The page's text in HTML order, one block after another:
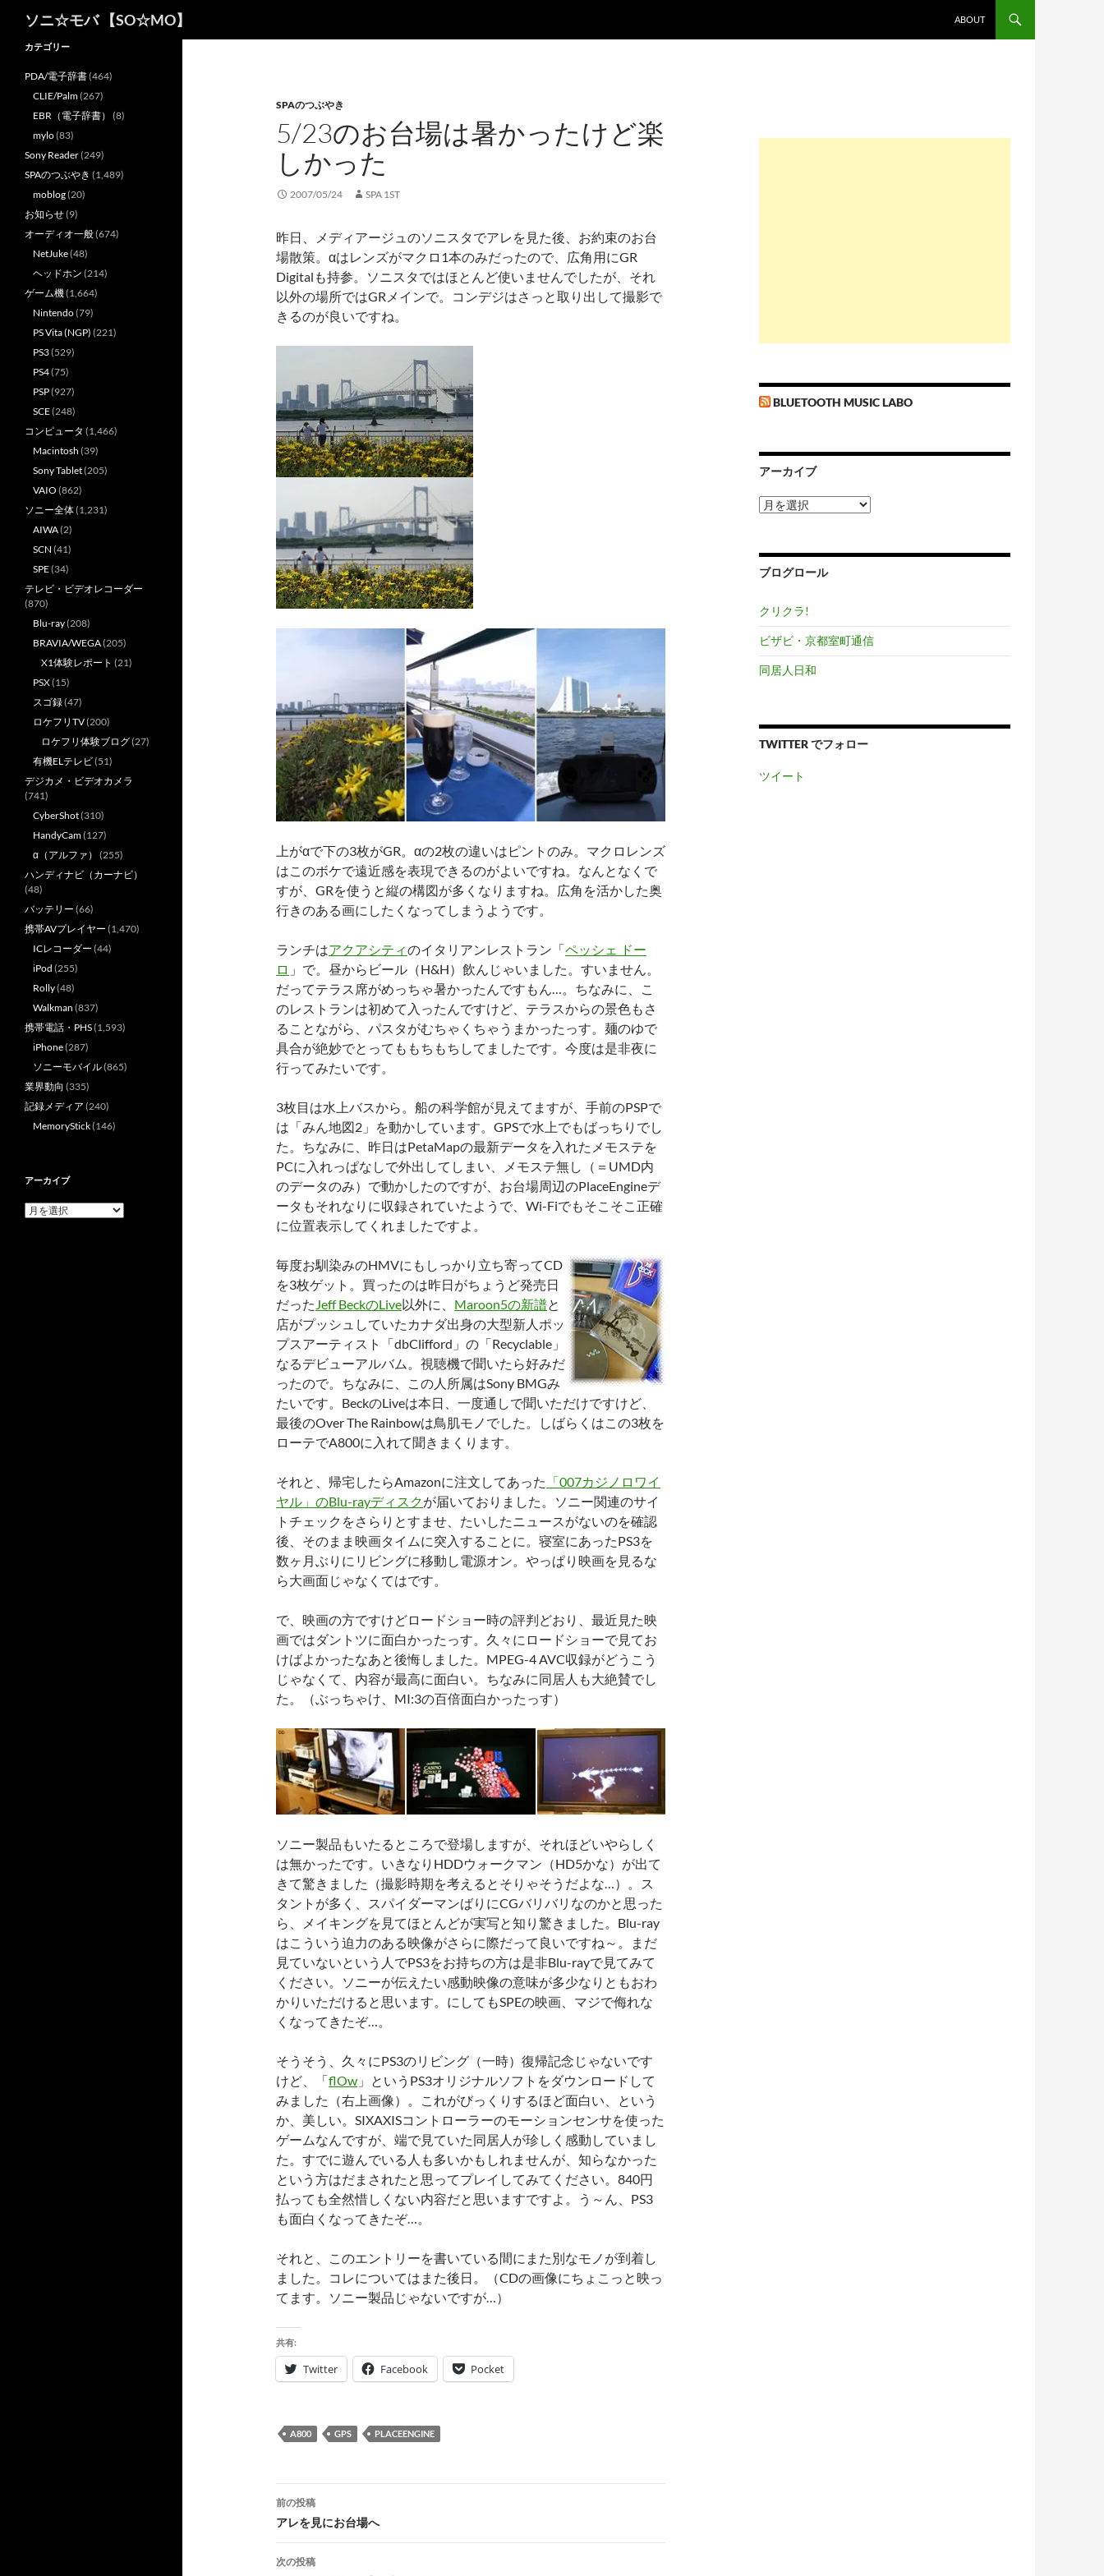
ソニ☆モバ 【SO☆MO】
ABOUT
SPAのつぶやき
5/23のお台場は暑かったけど楽
しかった
2007/05/24 SPA 1ST
昨日、メディアージュのソニスタでアレを見た後、お約束のお台
場散策。αはレンズがマクロ1本のみだったので、広角用にGR
Digitalも持参。ソニスタではほとんど使いませんでしたが、それ
以外の場所ではGRメインで。コンデジはさっと取り出して撮影で
きるのが良いですね。
上がαで下の3枚がGR。αの2枚の違いはピントのみ。マクロレンズ
はこのボケで遠近感を表現できるのがよいですね。なんとなくで
すが、GRを使うと縦の構図が多くなりますね。広角を活かした奥
行きのある画にしたくなってしまうようです。
ランチはアクアシティのイタリアンレストラン「ペッシェ ドー
ロ 」で。昼からビール（H&H）飲んじゃいました。すいません。
だってテラス席がめっちゃ暑かったんですもん…。ちなみに、こ
のレストランは初めて入ったんですけど、テラスからの景色もさ
ることながら、パスタがむちゃくちゃうまかったっす。麺のゆで
具合が絶妙でとってももちもちしてましたです。今度は是非夜に
行ってみたいです。
3枚目は水上バスから。船の科学館が見えてますが、手前のPSPで
は「みん地図2」を動かしています。GPSで水上でもばっちりでし
た。ちなみに、昨日はPetaMapの最新データを入れたメモステを
PCに入れっぱなしで外出してしまい、メモステ無し（＝UMD内
のデータのみ）で動かしたのですが、お台場周辺のPlaceEngineデ
ータもそれなりに収録されていたようで、Wi-Fiでもそこそこ正確
に位置表示してくれましたですよ。
毎度お馴染みのHMVにもしっかり立ち寄ってCD
を3枚ゲット。買ったのは昨日がちょうど発売日
だった Jeff BeckのLive以外に、 Maroon5の新譜と
店がプッシュしていたカナダ出身の大型新人ポッ
プスアーティスト「dbClifford」の「Recyclable」
なるデビューアルバム。視聴機で聞いたら好みだ
ったので。ちなみに、この人所属はSony BMGみ
たいです。BeckのLiveは本日、一度通しで聞いただけですけど、
最後のOver The Rainbowは鳥肌モノでした。しばらくはこの3枚を
ローテでA800に入れて聞きまくります。
それと、帰宅したらAmazonに注文してあった 「007カジノロワイ
ヤル」のBlu-rayディスクが届いておりました。ソニー関連のサイ
トチェックをさらりとすませ、たいしたニュースがないのを確認
後、そのまま映画タイムに突入することに。寝室にあったPS3を
数ヶ月ぶりにリビングに移動し電源オン。やっぱり映画を見るな
ら大画面じゃなくてはです。
で、映画の方ですけどロードショー時の評判どおり、最近見た映
画ではダントツに面白かったっす。久々にロードショーで見てお
けばよかったなあと後悔しました。MPEG-4 AVC収録がどうこう
じゃなくて、内容が最高に面白い。ちなみに同居人も大絶賛でし
た。（ぶっちゃけ、MI:3の百倍面白かったっす）
ソニー製品もいたるところで登場しますが、それほどいやらしく
は無かったです。いきなりHDDウォークマン（HD5かな）が出て
きて驚きました（撮影時期を考えるとそりゃそうだよな…）。ス
タントが多く、スパイダーマンばりにCGバリバリなのかと思った
ら、メイキングを見てほとんどが実写と知り驚きました。Blu-ray
はこういう迫力のある映像がさらに際だって良いですね～。まだ
見ていないという人でPS3をお持ちの方は是非Blu-rayで見てみて
ください。ソニーが伝えたい感動映像の意味が多少なりともおわ
かりいただけると思います。にしてもSPEの映画、マジで侮れな
くなってきたぞ…。
そうそう、久々にPS3のリビング（一時）復帰記念じゃないです
けど、「flOw 」というPS3オリジナルソフトをダウンロードして
みました（右上画像）。これがびっくりするほど面白い、という
か、美しい。SIXAXISコントローラーのモーションセンサを使った
ゲームなんですが、端で見ていた同居人が珍しく感動していまし
た。すでに遊んでいる人も多いかもしれませんが、知らなかった
という方はだまされたと思ってプレイしてみてください。840円
払っても全然惜しくない内容だと思いますですよ。う～ん、PS3
も面白くなってきたぞ…。
それと、このエントリーを書いている間にまた別なモノが到着し
ました。コレについてはまた後日。（CDの画像にちょこっと映っ
てます。ソニー製品じゃないですが…）
共有:
Twitter Facebook Pocket
A800 GPS PLACEENGINE
投
稿
ナ
前の投稿
アレを見にお台場へ
次の投稿
BLUETOOTH MUSIC LABO
アーカイブ
ア
ー
ブ
ブログロール
クリクラ!
ビザビ・京都室町通信
同居人日和
TWITTER でフォロー
ツイート
カテゴリー
PDA/電子辞書(464)
CLIE/Palm(267)
EBR（電子辞書） (8)
mylo(83)
Sony Reader(249)
SPAのつぶやき (1,489)
moblog(20)
お知らせ(9)
オーディオ一般(674)
NetJuke(48)
ヘッドホン (214)
ゲーム機(1,664)
Nintendo(79)
PS Vita (NGP) (221)
PS3(529)
PS4(75)
PSP(927)
SCE(248)
コンピュータ (1,466)
Macintosh (39)
Sony Tablet(205)
VAIO (862)
ソニー全体(1,231)
AIWA(2)
SCN (41)
SPE(34)
テレビ・ビデオレコーダー
(870)
Blu-ray(208)
BRAVIA/WEGA(205)
X1体験レポート (21)
PSX(15)
スゴ録(47)
ロケフリTV(200)
ロケフリ体験ブログ(27)
有機ELテレビ(51)
デジカメ・ビデオカメラ
(741)
CyberShot(310)
HandyCam(127)
α（アルファ） (255)
ハンディナビ（カーナビ）
(48)
バッテリー (66)
携帯AVプレイヤー (1,470)
ICレコーダー (44)
iPod (255)
Rolly(48)
Walkman (837)
携帯電話・PHS(1,593)
iPhone(287)
ソニーモバイル(865)
業界動向 (335)
記録メディア (240)
MemoryStick(146)
アーカイブ
ア